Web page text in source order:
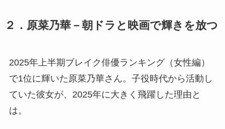
２．原菜乃華－朝ドラと映画で輝きを放つ
2025年上半期ブレイク俳優ランキング（女性編）
で1位に輝いた原菜乃華さん。子役時代から活動し
ていた彼女が、2025年に大きく飛躍した理由と
は。